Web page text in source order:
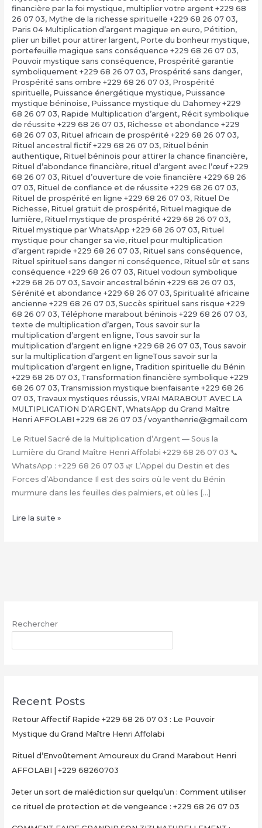
financière par la foi mystique, multiplier votre argent +229 68
26 07 03, Mythe de la richesse spirituelle +229 68 26 07 03,
Paris 04 Multiplication d’argent magique en euro, Pétition,
plier un billet pour attirer largent, Porte du bonheur mystique,
portefeuille magique sans conséquence +229 68 26 07 03,
Pouvoir mystique sans conséquence, Prospérité garantie
symboliquement +229 68 26 07 03, Prospérité sans danger,
Prospérité sans ombre +229 68 26 07 03, Prospérité
spirituelle, Puissance énergétique mystique, Puissance
mystique béninoise, Puissance mystique du Dahomey +229
68 26 07 03, Rapide Multiplication d’argent, Récit symbolique
de réussite +229 68 26 07 03, Richesse et abondance +229
68 26 07 03, Rituel africain de prospérité +229 68 26 07 03,
Rituel ancestral fictif +229 68 26 07 03, Rituel bénin
authentique, Rituel béninois pour attirer la chance financière,
Rituel d’abondance financière, rituel d’argent avec l’œuf +229
68 26 07 03, Rituel d’ouverture de voie financière +229 68 26
07 03, Rituel de confiance et de réussite +229 68 26 07 03,
Rituel de prospérité en ligne +229 68 26 07 03, Rituel De
Richesse, Rituel gratuit de prospérité, Rituel magique de
lumière, Rituel mystique de prospérité +229 68 26 07 03,
Rituel mystique par WhatsApp +229 68 26 07 03, Rituel
mystique pour changer sa vie, rituel pour multiplication
d’argent rapide +229 68 26 07 03, Rituel sans conséquence,
Rituel spirituel sans danger ni conséquence, Rituel sûr et sans
conséquence +229 68 26 07 03, Rituel vodoun symbolique
+229 68 26 07 03, Savoir ancestral bénin +229 68 26 07 03,
Sérénité et abondance +229 68 26 07 03, Spiritualité africaine
ancienne +229 68 26 07 03, Succès spirituel sans risque +229
68 26 07 03, Téléphone marabout béninois +229 68 26 07 03,
texte de multiplication d’argen, Tous savoir sur la
multiplication d’argent en ligne, Tous savoir sur la
multiplication d’argent en ligne +229 68 26 07 03, Tous savoir
sur la multiplication d’argent en ligneTous savoir sur la
multiplication d’argent en ligne, Tradition spirituelle du Bénin
+229 68 26 07 03, Transformation financière symbolique +229
68 26 07 03, Transmission mystique bienfaisante +229 68 26
07 03, Travaux mystiques réussis, VRAI MARABOUT AVEC LA
MULTIPLICATION D’ARGENT, WhatsApp du Grand Maître
Henri AFFOLABI +229 68 26 07 03 /voyanthenrie@gmail.com
Le Rituel Sacré de la Multiplication d’Argent — Sous la
Lumière du Grand Maître Henri Affolabi +229 68 26 07 03 📞
WhatsApp : +229 68 26 07 03 🌿 L’Appel du Destin et des
Forces d’Abondance Il est des soirs où le vent du Bénin
murmure dans les feuilles des palmiers, et où les […]
La
Henri
–
et
Ultra-
Rapide
Multiplier
Votre
Lire la suite »
Rechercher
Recent Posts
Retour Affectif Rapide +229 68 26 07 03 : Le Pouvoir
Mystique du Grand Maître Henri Affolabi
Rituel d’Envoûtement Amoureux du Grand Marabout Henri
AFFOLABI | +229 68260703
Jeter un sort de malédiction sur quelqu’un : Comment utiliser
ce rituel de protection et de vengeance : +229 68 26 07 03